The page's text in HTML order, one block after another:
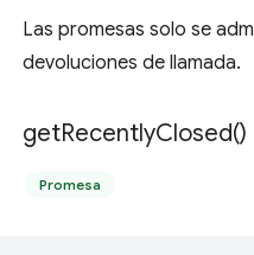
Las promesas solo se
devoluciones de llamada.
getRecentlyClosed()
Promesa